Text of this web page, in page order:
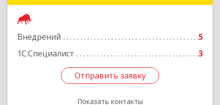
Внедрений
5
1С:Специалист
3
Отправить заявку
Показать контакты
Отправить заявку
Назад